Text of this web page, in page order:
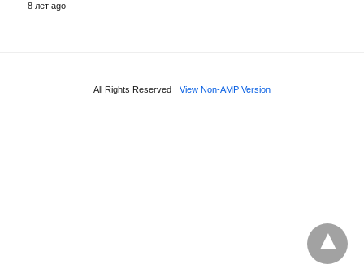
8 лет ago
All Rights Reserved View Non-AMP Version